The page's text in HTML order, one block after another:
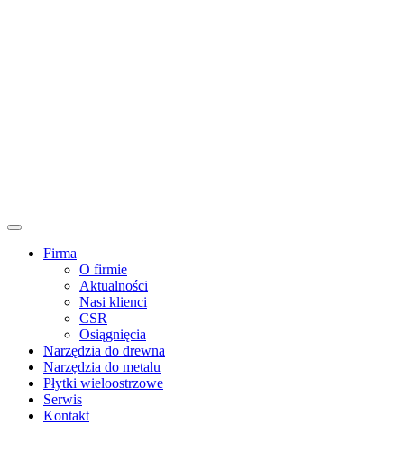
Firma
O firmie
Aktualności
Nasi klienci
CSR
Osiągnięcia
Narzędzia do drewna
Narzędzia do metalu
Płytki wieloostrzowe
Serwis
Kontakt